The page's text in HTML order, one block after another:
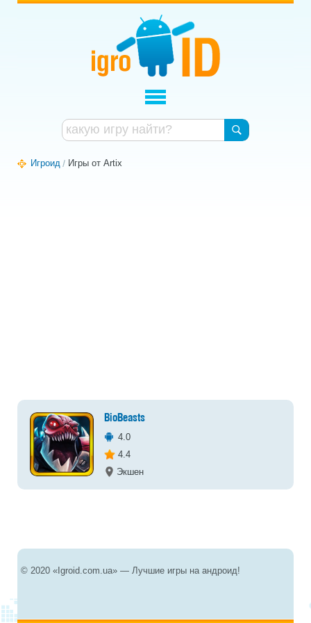
Игроид Игры от Artix
BioBeasts
4.0
4.4
Экшен
© 2020 «Igroid.com.ua» — Лучшие игры на андроид!